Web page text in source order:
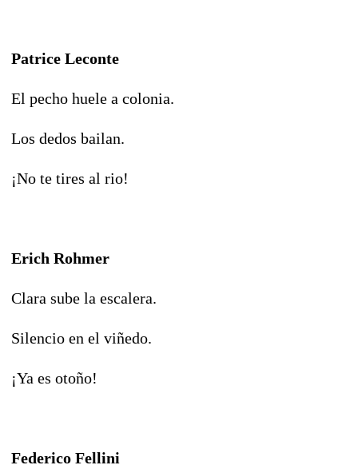
Patrice Leconte
El pecho huele a colonia.
Los dedos bailan.
¡No te tires al rio!
Erich Rohmer
Clara sube la escalera.
Silencio en el viñedo.
¡Ya es otoño!
Federico Fellini